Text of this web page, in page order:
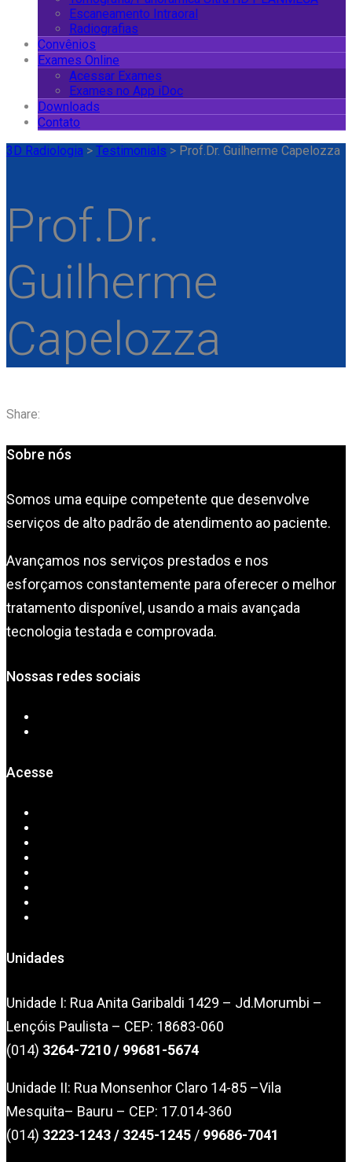
Escaneamento Intraoral
Radiografias
Convênios
Exames Online
Acessar Exames
Exames no App iDoc
Downloads
Contato
3D Radiologia > Testimonials > Prof.Dr. Guilherme Capelozza
Prof.Dr.
Guilherme
Capelozza
Share:
Sobre nós
Somos uma equipe competente que desenvolve
serviços de alto padrão de atendimento ao paciente.
Avançamos nos serviços prestados e nos
esforçamos constantemente para oferecer o melhor
tratamento disponível, usando a mais avançada
tecnologia testada e comprovada.
Nossas redes sociais
Acesse
Unidades
Unidade I: Rua Anita Garibaldi 1429 – Jd.Morumbi –
Lençóis Paulista – CEP: 18683-060
(014) 3264-7210/ 99681-5674
Unidade II: Rua Monsenhor Claro 14-85 –Vila
Mesquita– Bauru – CEP: 17.014-360
(014) 3223-1243/ 3245-1245 / 99686-7041